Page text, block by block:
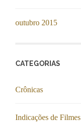
outubro 2015
CATEGORIAS
Crônicas
Indicações de Filmes